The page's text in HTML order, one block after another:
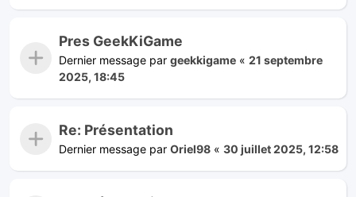
Pres GeekKiGame
Dernier message par geekkigame « 21 septembre
2025, 18:45
Re: Présentation
Dernier message par Oriel98 « 30 juillet 2025, 12:58